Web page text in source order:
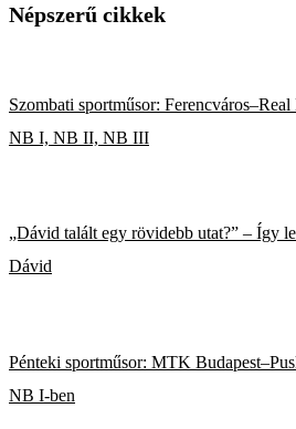
Népszerű cikkek
Szombati sportműsor:
NB I, NB II, NB III
„Dávid talált egy rövidebb utat?” – Így
Dávid
Pénteki sportműsor: MTK
NB I-ben